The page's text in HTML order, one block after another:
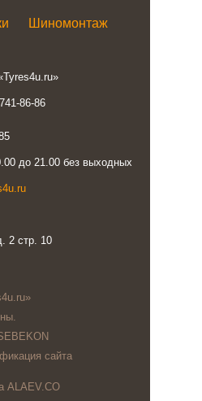
Шиномонтаж
86-86
до 21.00 без выходных
2 стр. 10
сайта
ALAEV.CO